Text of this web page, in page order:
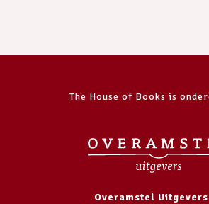
The House of Books is
Overamstel